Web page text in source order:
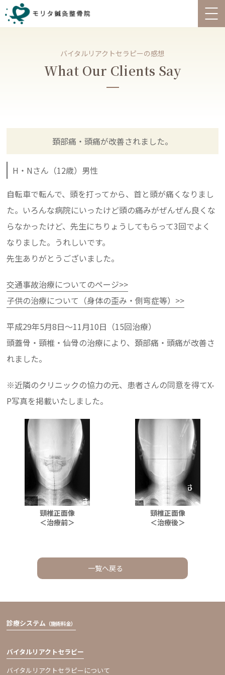
バイタルリアクトセラピーの感想
What Our Clients Say
頚部痛・頭痛が改善されました。
H・Nさん（12歳）男性
自転車で転んで、頭を打ってから、首と頭が痛くなりまし
た。いろんな病院にいったけど頭の痛みがぜんぜん良くな
らなかったけど、先生にちりょうしてもらって3回でよく
なりました。うれしいです。
先生ありがとうございました。
交通事故治療についてのページ>>
子供の治療について（身体の歪み・側弯症等）>>
平成29年5月8日～11月10日（15回治療）
頭蓋骨・頸椎・仙骨の治療により、頚部痛・頭痛が改善さ
れました。
※近隣のクリニックの協力の元、患者さんの同意を得てX-
P写真を掲載いたしました。
頸椎正面像
＜治療前＞
頸椎正面像
＜治療後＞
一覧へ戻る
診療システム （施術料金）
バイタルリアクトセラピー
バイタルリアクトセラピーについて